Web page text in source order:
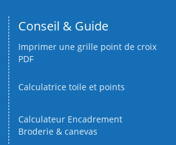
Conseil & Guide
Imprimer une grille point de croix
PDF
Calculatrice toile et points
Calculateur Encadrement
Broderie & canevas